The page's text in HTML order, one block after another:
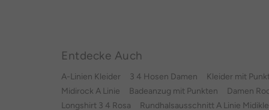
Entdecke Auch
A-Linien Kleider 3 4 Hosen Damen
Kleider mit
Midirock A Linie
Badeanzug mit Punkten
Damen
Longshirt 3 4 Rosa
Rundhalsausschnitt A Linie